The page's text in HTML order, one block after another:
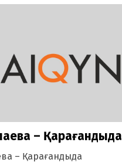
– Қарағандыда
– Қарағандыда